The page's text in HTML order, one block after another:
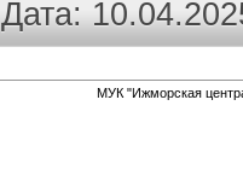
Дата:
МУК "Ижморская